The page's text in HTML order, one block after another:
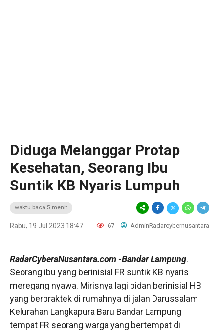
Diduga Melanggar Protap
Kesehatan, Seorang Ibu
Suntik KB Nyaris Lumpuh
waktu baca 5 menit
Rabu, 19 Jul 2023 18:47 67 AdminRadarcybernusantara
RadarCyberaNusantara.com -Bandar Lampung.
Seorang ibu yang berinisial FR suntik KB nyaris
meregang nyawa. Mirisnya lagi bidan berinisial HB
yang berpraktek di rumahnya di jalan Darussalam
Kelurahan Langkapura Baru Bandar Lampung
tempat FR seorang warga yang bertempat di